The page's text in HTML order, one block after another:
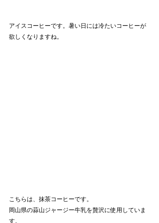
アイスコーヒーです。暑い日には冷たいコーヒーが
欲しくなりますね。
こちらは、抹茶コーヒーです。
岡山県の蒜山ジャージー牛乳を贅沢に使用していま
す。